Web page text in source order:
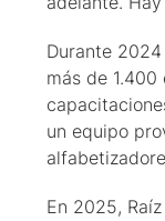
Durante
más de
un equipo
En 2025,